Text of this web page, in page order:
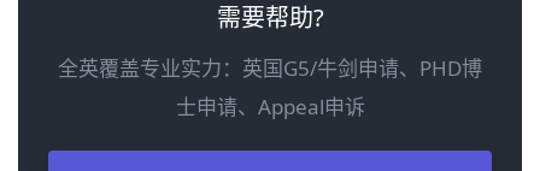
需要帮助?
全英覆盖专业实力：英国G5/牛剑申请、PHD博
士申请、Appeal申诉